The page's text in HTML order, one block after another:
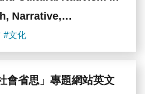
Narrative,
#文化
會省思」專題網站英文